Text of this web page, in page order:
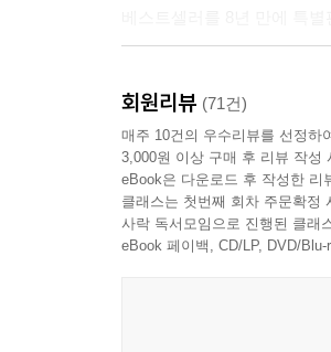
않아도 항상 일상의 섬세한
―p.36[마음을 채우는 감각의
이렇게 분노가 분노를 낳는
닌 제3의 길, 즉 ‘응시’이다.
만일 화가 치민다고 생각되
―p.51[부정적인 생각은 따
그런데 과연 ‘생각’한다는 일
내일까지 작성해야 할 서류
모른다. 하지만 문득 어떠
뭐라도 먹고 할까? 아니지,
시간이 다 돼서 얘기를 해
같이 해야겠는 걸. 근데 부
회원리뷰 (71건)
매주 10건의 우수리뷰를 선정하
3,000원 이상 구매 후 리뷰 작성
eBook은 다운로드 후 작성한 리
클래스는 첫번째 회차 주문확정
사락 독서모임으로 진행된 클래
eBook 페이백, CD/LP, DVD/